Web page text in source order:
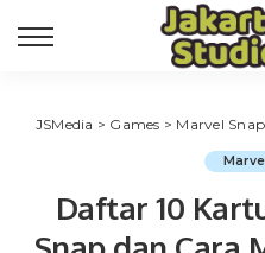
JSMedia > Games > Marvel Snap
Daftar 10